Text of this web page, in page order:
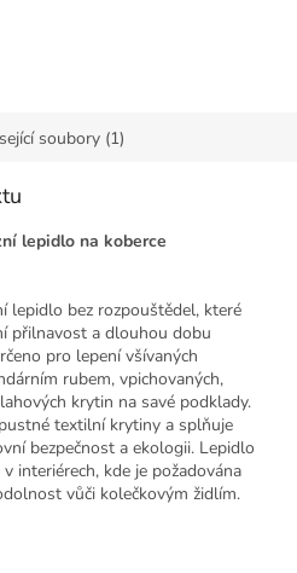
soubory (1)
lepidlo na koberce
lepidlo bez rozpouštědel, které
přilnavost a dlouhou dobu
pro lepení všívaných
rubem, vpichovaných,
krytin na savé podklady.
textilní krytiny a splňuje
bezpečnost a ekologii. Lepidlo
interiérech, kde je požadována
vůči kolečkovým židlím.